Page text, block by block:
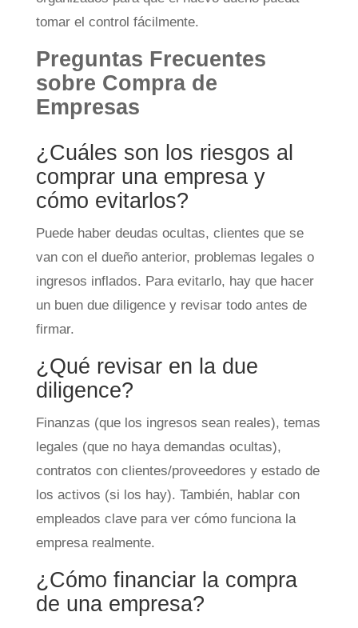
tomar el control fácilmente.
Preguntas Frecuentes
sobre Compra de
Empresas
¿Cuáles son los riesgos al
comprar una empresa y
cómo evitarlos?
Puede haber deudas ocultas, clientes que se
van con el dueño anterior, problemas legales o
ingresos inflados. Para evitarlo, hay que hacer
un buen due diligence y revisar todo antes de
firmar.
¿Qué revisar en la due
diligence?
Finanzas (que los ingresos sean reales), temas
legales (que no haya demandas ocultas),
contratos con clientes/proveedores y estado de
los activos (si los hay). También, hablar con
empleados clave para ver cómo funciona la
empresa realmente.
¿Cómo financiar la compra
de una empresa?